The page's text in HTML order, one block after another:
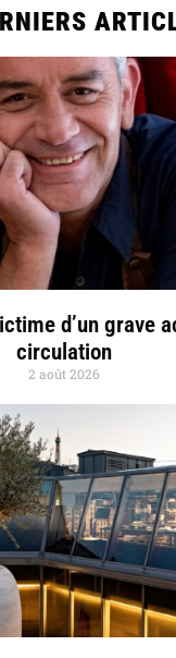
d’un grave
circulation
2 août 2026